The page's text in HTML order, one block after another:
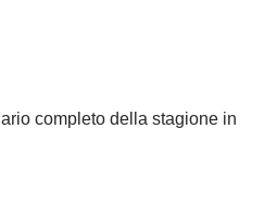
completo della stagione in